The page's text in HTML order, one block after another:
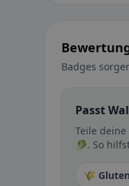
Badges
Passt
Teile
🥬. So
🌾